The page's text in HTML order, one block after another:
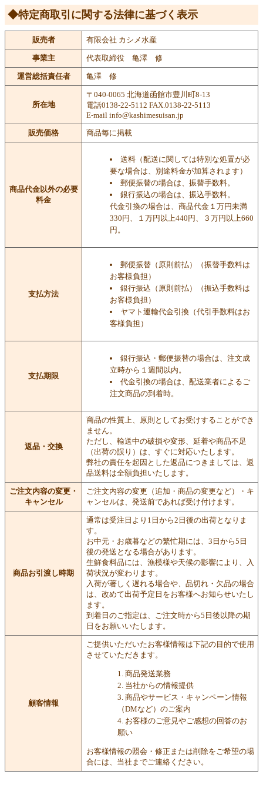
◆特定商取引に関する法律に基づく表示
販売者 有限会社 カシメ水産
事業主 代表取締役 亀澤 修
運営総括責任者 亀澤 修
所在地
〒040-0065 北海道函館市豊川町8-13
電話0138-22-5112 FAX.0138-22-5113
E-mail info@kashimesuisan.jp
販売価格
商品毎に掲載
商品代金以外の必要
料金
送料（配送に関しては特別な処置が必
要な場合は、別途料金が加算されます）
郵便振替の場合は、振替手数料。
銀行振込の場合は、振込手数料。
代金引換の場合は、商品代金１万円未満
330円、１万円以上440円、３万円以上660
円。
支払方法
郵便振替（原則前払）（振替手数料は
お客様負担）
銀行振込（原則前払）（振込手数料は
お客様負担）
ヤマト運輸代金引換（代引手数料はお
客様負担）
支払期限
銀行振込・郵便振替の場合は、注文成
立時から１週間以内。
代金引換の場合は、配送業者によるご
注文商品の到着時。
返品・交換
商品の性質上、原則としてお受けすることができ
ません。
ただし、輸送中の破損や変形、延着や商品不足
（出荷の誤り）は、すぐに対応いたします。
弊社の責任を起因とした返品につきましては、返
品送料は全額負担いたします。
ご注文内容の変更・
キャンセル
ご注文内容の変更（追加・商品の変更など）・キ
ャンセルは、発送前であれば受け付けます。
商品お引渡し時期
通常は受注日より1日から2日後の出荷となりま
す。
お中元・お歳暮などの繁忙期には、3日から5日
後の発送となる場合があります。
生鮮食料品には、漁模様や天候の影響により、入
荷状況が変わります。
入荷が著しく遅れる場合や、品切れ・欠品の場合
は、改めて出荷予定日をお客様へお知らせいたし
ます。
到着日のご指定は、ご注文時から5日後以降の期
日をお願いいたします。
顧客情報
ご提供いただいたお客様情報は下記の目的で使用
させていただきます。
商品発送業務
当社からの情報提供
商品やサービス・キャンペーン情報
（DMなど）のご案内
お客様のご意見やご感想の回答のお
願い
お客様情報の照会・修正または削除をご希望の場
合には、当社までご連絡ください。